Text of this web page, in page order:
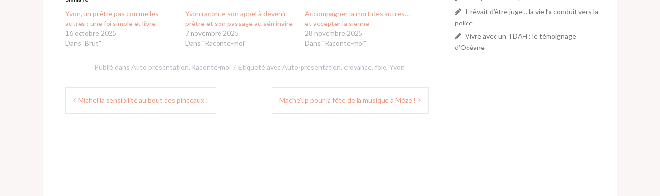
Yvon, un prêtre pas comme les
autres : une foi simple et libre
16 octobre 2025
Dans "Brut"
Yvon raconte son appel à devenir
prêtre et son passage au séminaire
7 novembre 2025
Dans "Raconte-moi"
Accompagner la mort des autres…
et accepter la sienne
28 novembre 2025
Dans "Raconte-moi"
Publié dans Auto présentation, Raconte-moi Étiqueté avec Auto-présentation, croyance, foie, Yvon
Navigation
Michel la sensibilité au bout des pinceaux ! Mache’up pour la fête de la musique à Mèze !
Il rêvait d’être juge… la vie l’a conduit vers la
police
Vivre avec un TDAH : le témoignage
d’Océane